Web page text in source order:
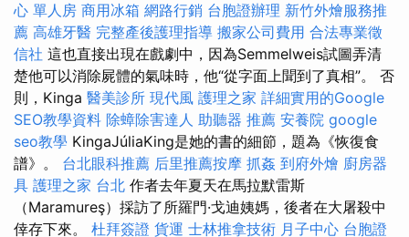
心 單人房 商用冰箱 網路行銷 台胞證辦理 新竹外燴服務推
薦 高雄牙醫 完整產後護理指導 搬家公司費用 合法專業徵
信社 這也直接出現在戲劇中，因為Semmelweis試圖弄清
楚他可以消除屍體的氣味時，他“從字面上聞到了真相”。 否
則，Kinga 醫美診所 現代風 護理之家 詳細實用的Google
SEO教學資料 除蟑除害達人 助聽器 推薦 安養院 google
seo教學 KingaJúliaKing是她的書的細節，題為《恢復食
譜》。 台北眼科推薦 后里推薦按摩 抓姦 到府外燴 廚房器
具 護理之家 台北 作者去年夏天在馬拉默雷斯
（Maramureş）採訪了所羅門·戈迪姨媽，後者在大屠殺中
倖存下來。 杜拜簽證 貨運 士林推拿技術 月子中心 台胞證